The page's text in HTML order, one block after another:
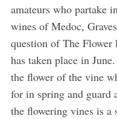
amateurs who partake
wines of Medoc,
question of The
has taken place in
the flower of the vine
for in spring and guard
the flowering vines is a